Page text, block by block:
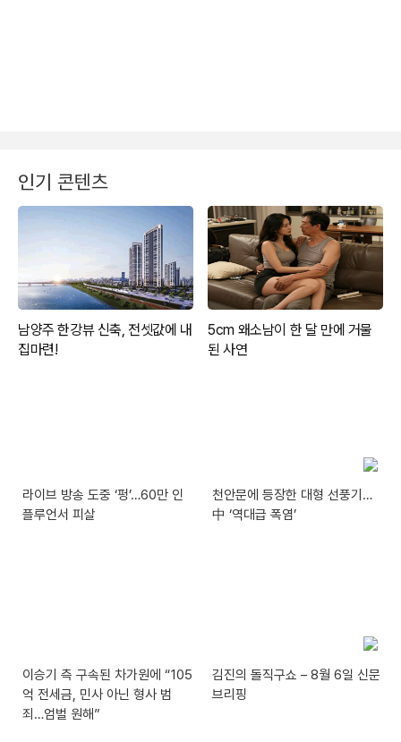
인기 콘텐츠
라이브 방송 도중 ‘펑’…60만 인
플루언서 피살
천안문에 등장한 대형 선풍기…
中 ‘역대급 폭염’
이승기 측 구속된 차가원에 “105
억 전세금, 민사 아닌 형사 범
죄…엄벌 원해”
김진의 돌직구쇼 – 8월 6일 신문
브리핑